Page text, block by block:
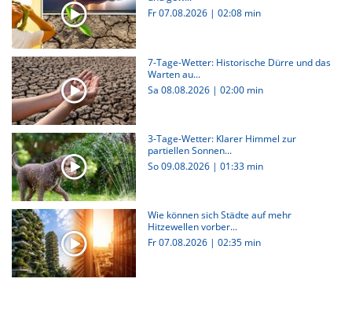
Fr 07.08.2026 | 02:08 min
7-Tage-Wetter: Historische Dürre und das
Warten au...
Sa 08.08.2026 | 02:00 min
3-Tage-Wetter: Klarer Himmel zur
partiellen Sonnen...
So 09.08.2026 | 01:33 min
Wie können sich Städte auf mehr
Hitzewellen vorber...
Fr 07.08.2026 | 02:35 min